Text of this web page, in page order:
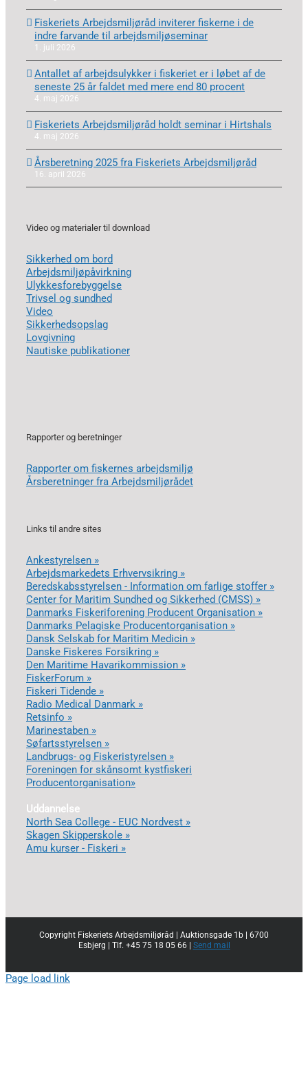
Fiskeriets Arbejdsmiljøråd inviterer fiskerne i de
indre farvande til arbejdsmiljøseminar
1. juli 2026
Antallet af arbejdsulykker i fiskeriet er i løbet af de
seneste 25 år faldet med mere end 80 procent
4. maj 2026
Fiskeriets Arbejdsmiljøråd holdt seminar i Hirtshals
4. maj 2026
Årsberetning 2025 fra Fiskeriets Arbejdsmiljøråd
16. april 2026
Video og materialer til download
Sikkerhed om bord
Arbejdsmiljøpåvirkning
Ulykkesforebyggelse
Trivsel og sundhed
Video
Sikkerhedsopslag
Lovgivning
Nautiske publikationer
Rapporter og beretninger
Rapporter om fiskernes arbejdsmiljø
Årsberetninger fra Arbejdsmiljørådet
Links til andre sites
Ankestyrelsen »
Arbejdsmarkedets Erhvervsikring »
Beredskabsstyrelsen - Information om farlige stoffer »
Center for Maritim Sundhed og Sikkerhed (CMSS) »
Danmarks Fiskeriforening Producent Organisation »
Danmarks Pelagiske Producentorganisation »
Dansk Selskab for Maritim Medicin »
Danske Fiskeres Forsikring »
Den Maritime Havarikommission »
FiskerForum »
Fiskeri Tidende »
Radio Medical Danmark »
Retsinfo »
Marinestaben »
Søfartsstyrelsen »
Landbrugs- og Fiskeristyrelsen »
Foreningen for skånsomt kystfiskeri
Producentorganisation»
Uddannelse
North Sea College - EUC Nordvest »
Skagen Skipperskole »
Amu kurser - Fiskeri »
Copyright Fiskeriets Arbejdsmiljøråd | Auktionsgade 1b | 6700
Esbjerg | Tlf. +45 75 18 05 66 | Send mail
Page load link